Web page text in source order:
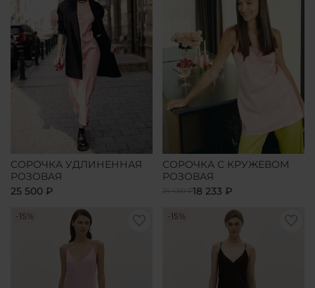
СОРОЧКА УДЛИНЕННАЯ
РОЗОВАЯ
25 500 ₽
СОРОЧКА С КРУЖЕВОМ
РОЗОВАЯ
21 450 ₽18 233 ₽
-15% -15%